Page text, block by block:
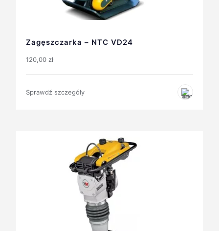
Zagęszczarka – NTC VD24
120,00 zł
Sprawdź szczegóły